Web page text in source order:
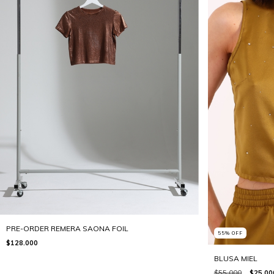
PRE-ORDER REMERA SAONA FOIL
$128.000
55% OFF
BLUSA MIEL